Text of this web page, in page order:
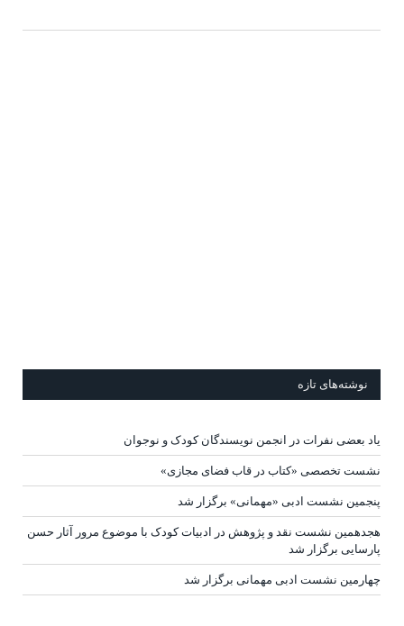
نوشته‌های تازه
یاد بعضی نفرات در انجمن نویسندگان کودک و نوجوان
نشست تخصصی «کتاب در قاب فضای مجازی»
پنجمین نشست ادبی «مهمانی» برگزار شد
هجدهمین نشست نقد و پژوهش در ادبیات کودک با موضوع مرور آثار حسن
پارسایی برگزار شد
چهارمین نشست ادبی مهمانی برگزار شد